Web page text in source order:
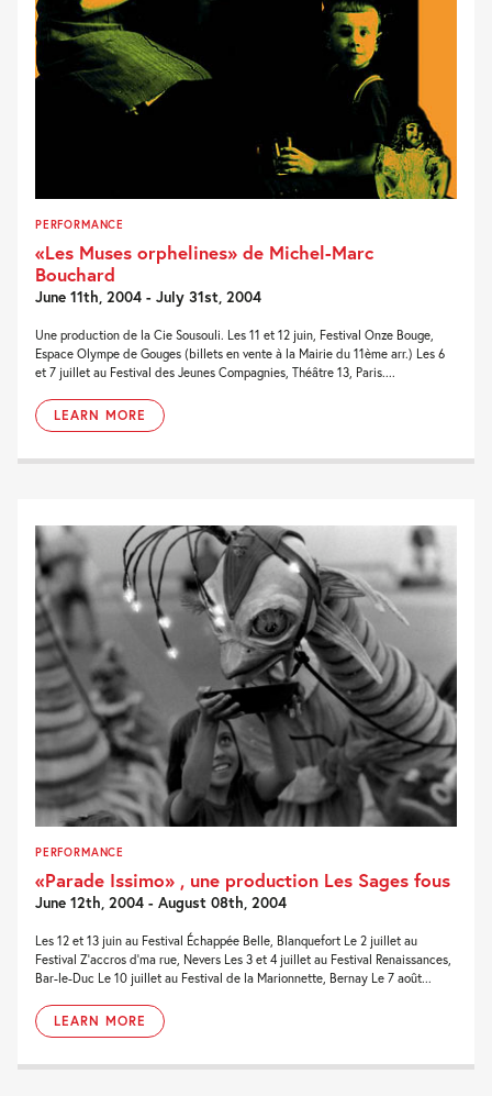
PERFORMANCE
«Les Muses orphelines» de Michel-Marc
Bouchard
June 11th, 2004 - July 31st, 2004
Une production de la Cie Sousouli. Les 11 et 12 juin, Festival Onze Bouge,
Espace Olympe de Gouges (billets en vente à la Mairie du 11ème arr.) Les 6
et 7 juillet au Festival des Jeunes Compagnies, Théâtre 13, Paris....
LEARN MORE
PERFORMANCE
«Parade Issimo» , une production Les Sages fous
June 12th, 2004 - August 08th, 2004
Les 12 et 13 juin au Festival Échappée Belle, Blanquefort Le 2 juillet au
Festival Z’accros d’ma rue, Nevers Les 3 et 4 juillet au Festival Renaissances,
Bar-le-Duc Le 10 juillet au Festival de la Marionnette, Bernay Le 7 août...
LEARN MORE